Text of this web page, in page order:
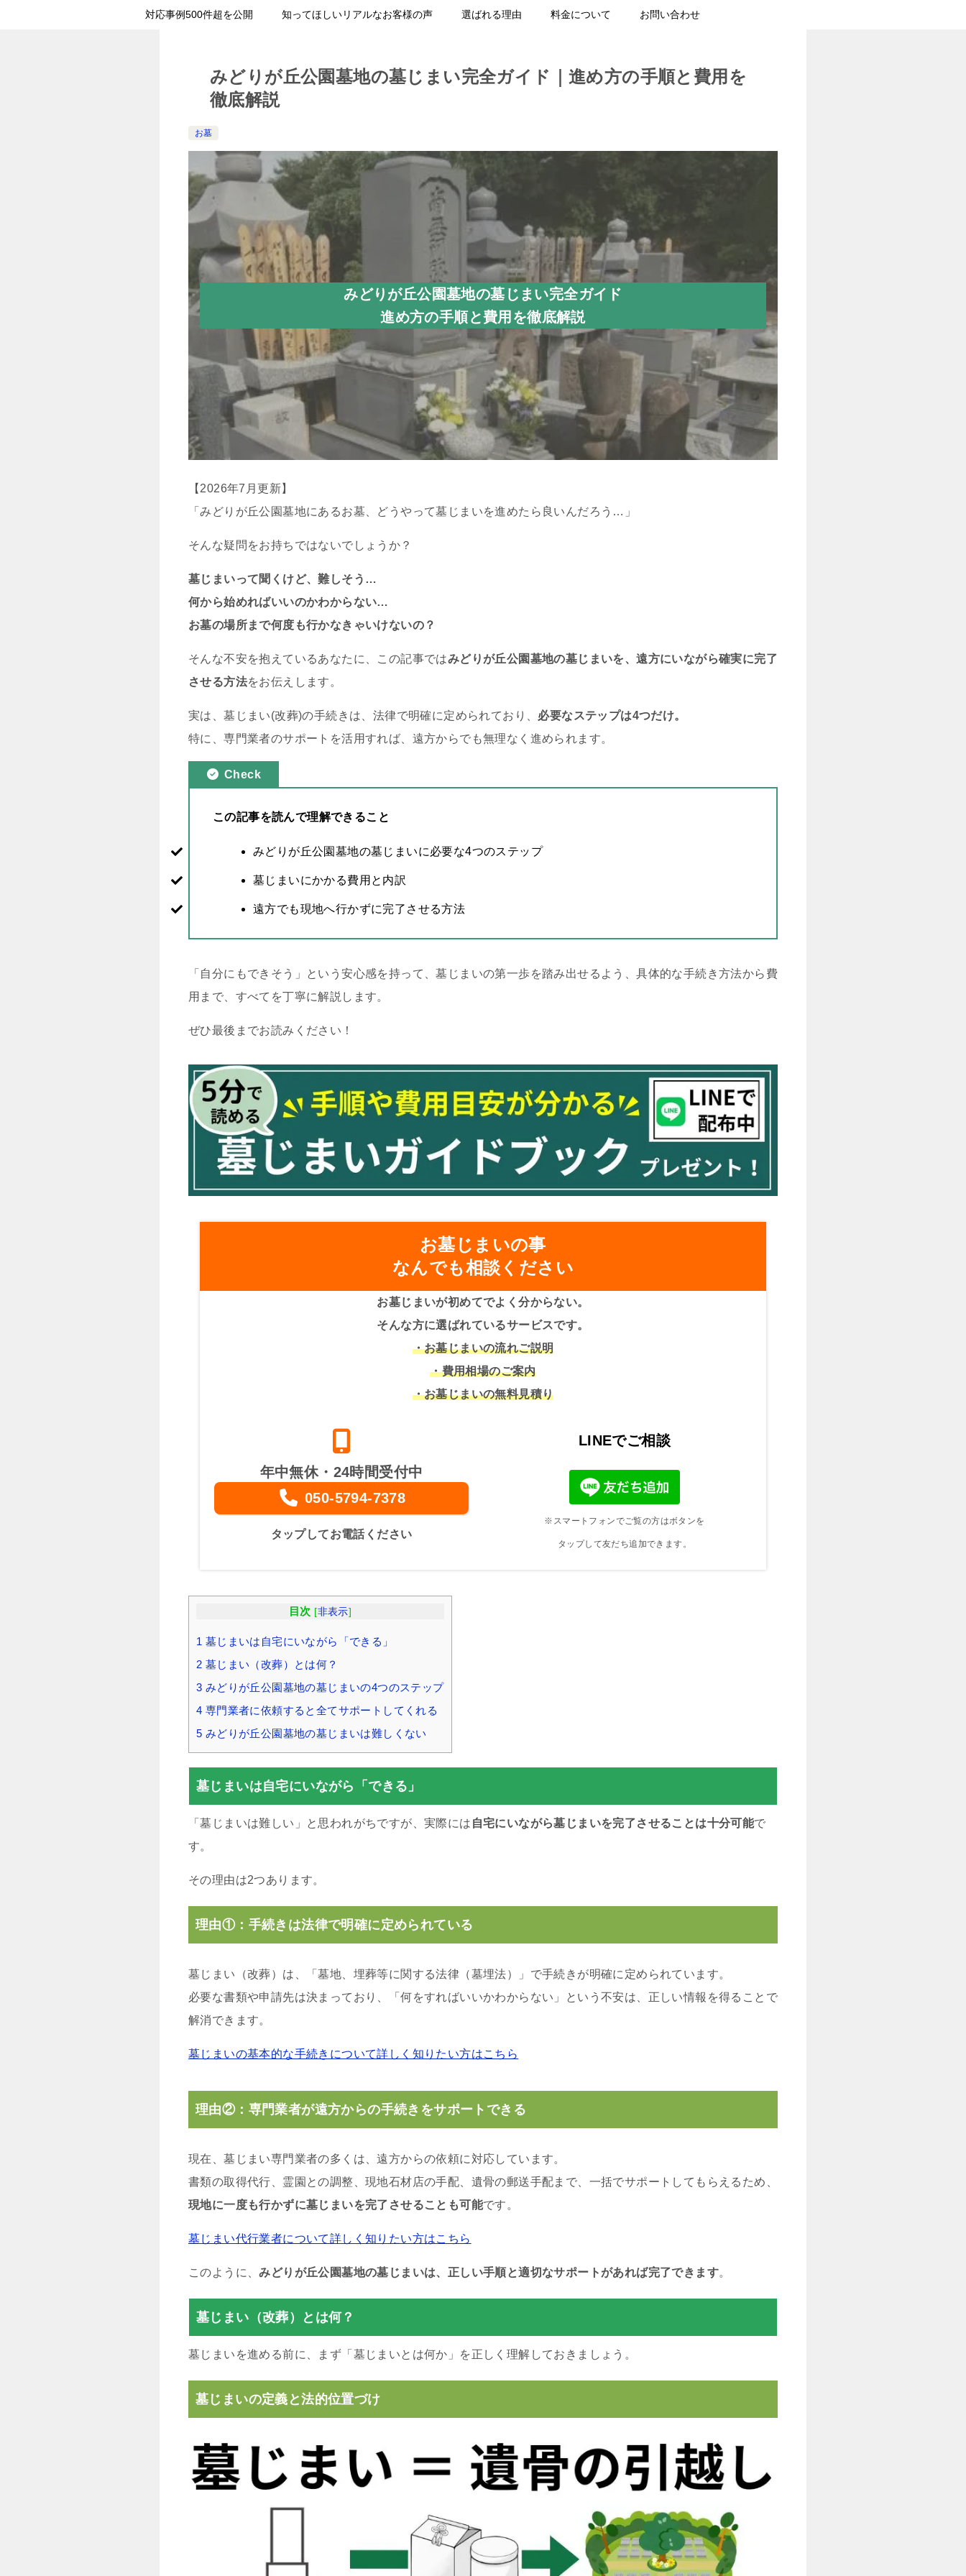
対応事例500件超を公開 知ってほしいリアルなお客様の声 選ばれる理由 料金について お問い合わせ
みどりが丘公園墓地の墓じまい完全ガイド｜進め方の手順と費用を
徹底解説
お墓
みどりが丘公園墓地の墓じまい完全ガイド
進め方の手順と費用を徹底解説
【2026年7月更新】
「みどりが丘公園墓地にあるお墓、どうやって墓じまいを進めたら良いんだろう…」
そんな疑問をお持ちではないでしょうか？
墓じまいって聞くけど、難しそう…
何から始めればいいのかわからない…
お墓の場所まで何度も行かなきゃいけないの？
そんな不安を抱えているあなたに、この記事ではみどりが丘公園墓地の墓じまいを、遠方にいながら確実に完了
させる方法をお伝えします。
実は、墓じまい(改葬)の手続きは、法律で明確に定められており、 必要なステップは4つだけ。
特に、専門業者のサポートを活用すれば、遠方からでも無理なく進められます。
Check
この記事を読んで理解できること
みどりが丘公園墓地の墓じまいに必要な4つのステップ
墓じまいにかかる費用と内訳
遠方でも現地へ行かずに完了させる方法
「自分にもできそう」という安心感を持って、墓じまいの第一歩を踏み出せるよう、具体的な手続き方法から費
用まで、すべてを丁寧に解説します。
ぜひ最後までお読みください！
お墓じまいの事
なんでも相談ください
お墓じまいが初めてでよく分からない。
そんな方に選ばれているサービスです。
・お墓じまいの流れご説明
・費用相場のご案内
・お墓じまいの無料見積り
年中無休・24時間受付中
050-5794-7378
タップしてお電話ください
LINEでご相談
※スマートフォンでご覧の方はボタンを
タップして友だち追加できます。
目次 [非表示]
1 墓じまいは自宅にいながら「できる」
2 墓じまい（改葬）とは何？
3 みどりが丘公園墓地の墓じまいの4つのステップ
4 専門業者に依頼すると全てサポートしてくれる
5 みどりが丘公園墓地の墓じまいは難しくない
墓じまいは自宅にいながら「できる」
「墓じまいは難しい」と思われがちですが、実際には 自宅にいながら墓じまいを完了させることは十分可能で
す。
その理由は2つあります。
理由①：手続きは法律で明確に定められている
墓じまい（改葬）は、「墓地、埋葬等に関する法律（墓埋法）」で手続きが明確に定められています。
必要な書類や申請先は決まっており、「何をすればいいかわからない」という不安は、正しい情報を得ることで
解消できます。
墓じまいの基本的な手続きについて詳しく知りたい方はこちら
理由②：専門業者が遠方からの手続きをサポートできる
現在、墓じまい専門業者の多くは、遠方からの依頼に対応しています。
書類の取得代行、霊園との調整、現地石材店の手配、遺骨の郵送手配まで、一括でサポートしてもらえるため、
現地に一度も行かずに墓じまいを完了させることも可能です。
墓じまい代行業者について詳しく知りたい方はこちら
このように、みどりが丘公園墓地の墓じまいは、正しい手順と適切なサポートがあれば完了できます。
墓じまい（改葬）とは何？
墓じまいを進める前に、まず「墓じまいとは何か」を正しく理解しておきましょう。
墓じまいの定義と法的位置づけ